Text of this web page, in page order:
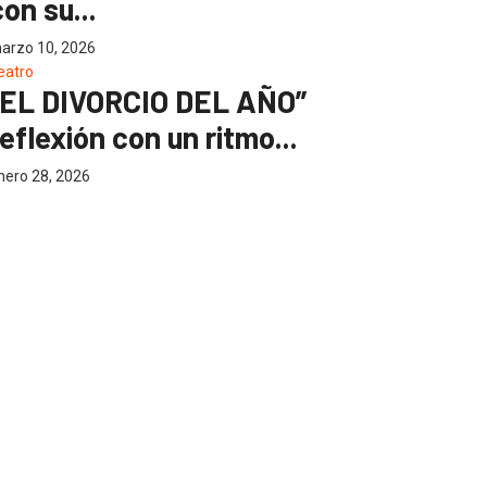
su...
10, 2026
DIVORCIO DEL AÑO”
con un ritmo...
28, 2026